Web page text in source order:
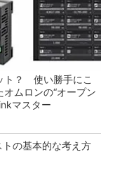
ト？ 使い勝手にこ
オムロンの“オープン
マスター
の基本的な考え方